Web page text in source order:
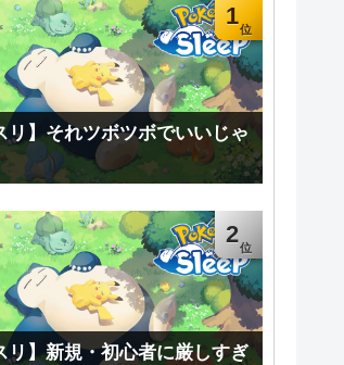
1
リ】それツボツボでいいじゃ
2
リ】新規・初心者に厳しすぎ